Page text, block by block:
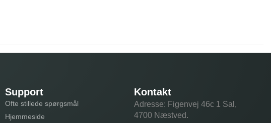
Support
Ofte stillede spørgsmål
Hjemmeside
Kontakt
Adresse: Figenvej 46c 1 Sal,
4700 Næstved.